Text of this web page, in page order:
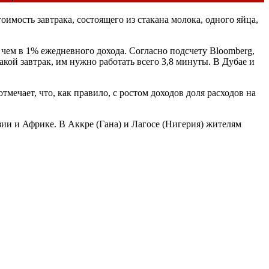
завтрака, состоящего из стакана молока, одного яйца,
в 1% ежедневного дохода. Согласно подсчету Bloomberg,
завтрак, им нужно работать всего 3,8 минуты. В Дубае и
что, как правило, с ростом доходов доля расходов на
и Африке. В Аккре (Гана) и Лагосе (Нигерия) жителям